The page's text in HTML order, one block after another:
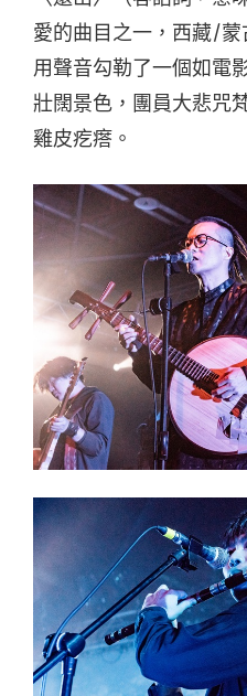
愛的曲目之一，西藏/蒙
用聲音勾勒了一個如電
壯闊景色，團員大悲咒
雞皮疙瘩。